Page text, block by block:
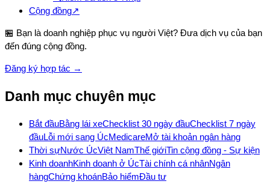
Cộng đồng↗
🏪 Bạn là doanh nghiệp phục vụ người Việt? Đưa dịch vụ của bạn
đến đúng cộng đồng.
Đăng ký hợp tác →
Danh mục chuyên mục
Bắt đầuBằng lái xeChecklist 30 ngày đầuChecklist 7 ngày
đầuLỗi mới sang ÚcMedicareMở tài khoản ngân hàng
Thời sựNước ÚcViệt NamThế giớiTin cộng đồng - Sự kiện
Kinh doanhKinh doanh ở ÚcTài chính cá nhânNgân
hàngChứng khoánBảo hiểmĐầu tư